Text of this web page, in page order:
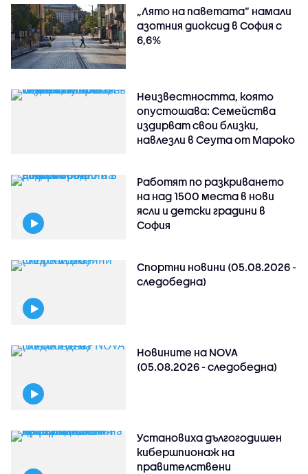
„Лято на паветата“ намали
азотния диоксид в София с
6,6%
Неизвестността, която
опустошава: Семейства
издирват свои близки,
навлезли в Сеута от Мароко
Работят по разкриването
на над 1500 места в нови
ясли и детски градини в
София
Спортни новини (05.08.2026 -
следобедна)
Новините на NOVA
(05.08.2026 - следобедна)
Установиха дългогодишен
кибершпионаж на
правителствени